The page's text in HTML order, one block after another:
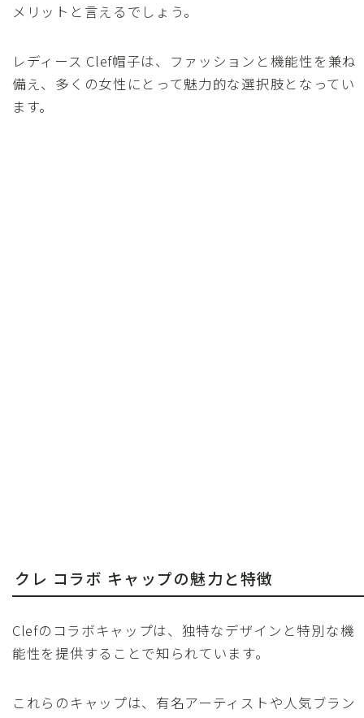
メリットと言えるでしょう。
レディース Clef帽子は、ファッションと機能性を兼ね
備え、多くの女性にとって魅力的な選択肢となってい
ます。
クレ コラボ キャップの魅力と特徴
Clefのコラボキャップは、独特なデザインと特別な機
能性を提供することで知られています。
これらのキャップは、有名アーティストや人気ブラン